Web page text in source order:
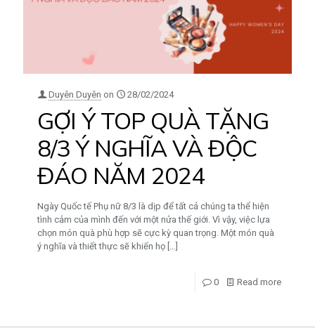
Duyên Duyên on 28/02/2024
GỢI Ý TOP QUÀ TẶNG
8/3 Ý NGHĨA VÀ ĐỘC
ĐÁO NĂM 2024
Ngày Quốc tế Phụ nữ 8/3 là dịp để tất cả chúng ta thể hiện
tình cảm của mình đến với một nửa thế giới. Vì vậy, việc lựa
chọn món quà phù hợp sẽ cực kỳ quan trọng. Một món quà
ý nghĩa và thiết thực sẽ khiến họ
0 Read more